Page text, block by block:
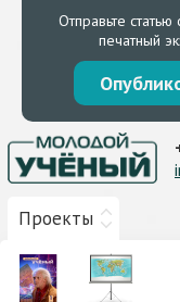
Отправьте статью
печатный
Проекты